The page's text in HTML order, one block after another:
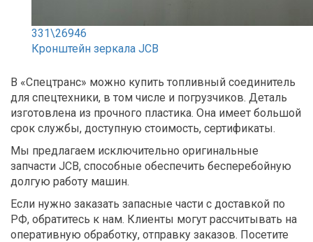
331\26946
Кронштейн зеркала JCB
В «Спецтранс» можно купить топливный соединитель
для спецтехники, в том числе и погрузчиков. Деталь
изготовлена из прочного пластика. Она имеет большой
срок службы, доступную стоимость, сертификаты.
Мы предлагаем исключительно оригинальные
запчасти JCB, способные обеспечить бесперебойную
долгую работу машин.
Если нужно заказать запасные части с доставкой по
РФ, обратитесь к нам. Клиенты могут рассчитывать на
оперативную обработку, отправку заказов. Посетите